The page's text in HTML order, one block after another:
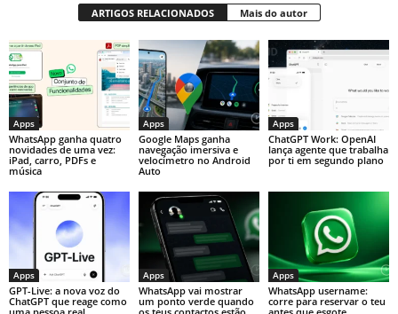
ARTIGOS RELACIONADOS Mais do autor
Apps
WhatsApp ganha quatro
novidades de uma vez:
iPad, carro, PDFs e
música
Apps
Google Maps ganha
navegação imersiva e
velocímetro no Android
Auto
Apps
ChatGPT Work: OpenAI
lança agente que trabalha
por ti em segundo plano
Apps
GPT-Live: a nova voz do
ChatGPT que reage como
Apps
WhatsApp vai mostrar
um ponto verde quando
Apps
WhatsApp username:
corre para reservar o teu